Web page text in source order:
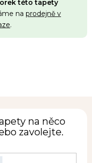
této tapety
na prodejně v
.
na něco
zavolejte.